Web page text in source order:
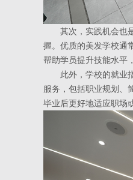
其次，实践机会也是
握。优质的美发学校通
帮助学员提升技能水平
此外，学校的就业指
服务，包括职业规划、
毕业后更好地适应职场